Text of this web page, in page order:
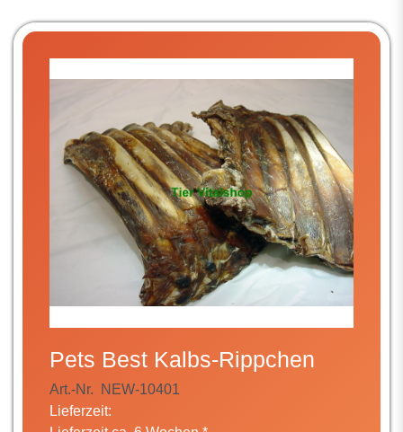
Pets Best Kalbs-Rippchen
Art.-Nr.
NEW-10401
Lieferzeit: